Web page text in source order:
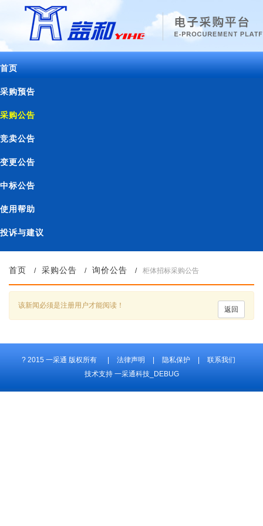
首页
采购预告
采购公告
竞卖公告
变更公告
中标公告
使用帮助
投诉与建议
首页
/ 采购公告 / 询价公告 / 柜体招标采购公告
该新闻必须是注册用户才能阅读！ 返回
? 2015 一采通 版权所有 | 法律声明 隐私保护
联系我们
技术支持 一采通科技_DEBUG